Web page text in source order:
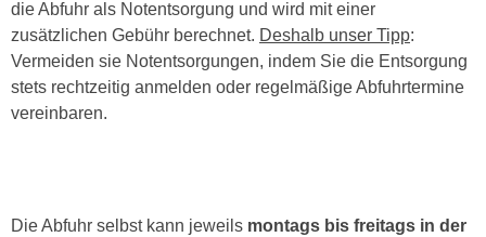
die Abfuhr als Notentsorgung und wird mit einer
zusätzlichen Gebühr berechnet. Deshalb unser Tipp:
Vermeiden sie Notentsorgungen, indem Sie die Entsorgung
stets rechtzeitig anmelden oder regelmäßige Abfuhrtermine
vereinbaren.
Die Abfuhr selbst kann jeweils montags bis freitags in der